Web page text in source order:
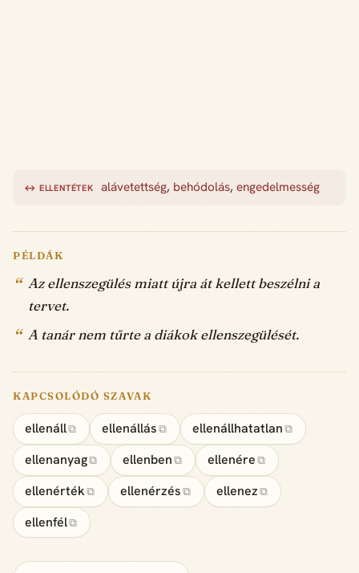
↔ ELLENTÉTEK alávetettség, behódolás,engedelmesség
PÉLDÁK
Az ellenszegülés miatt újra át kellett beszélni a
tervet.
A tanár nem tűrte a diákok ellenszegülését.
KAPCSOLÓDÓ SZAVAK
ellenáll⧉ ellenállás ⧉ ellenállhatatlan ⧉
ellenanyag⧉ ellenben ⧉ ellenére ⧉
ellenérték ⧉ ellenérzés ⧉ ellenez ⧉
ellenfél⧉